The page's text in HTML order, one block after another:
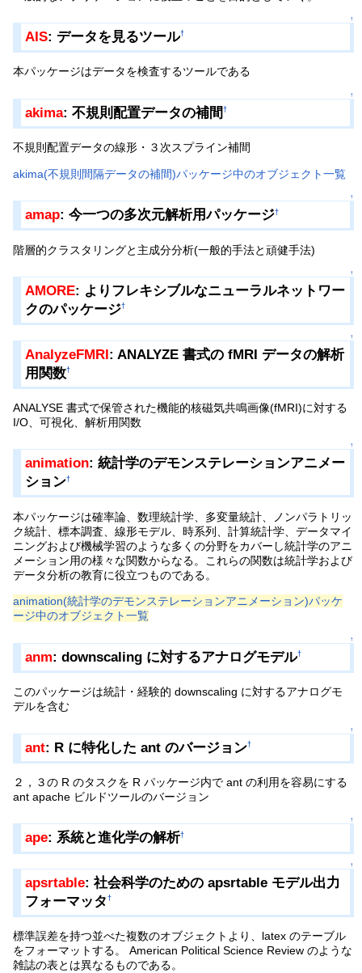
↑
AIS: データを見るツール†
本パッケージはデータを検査するツールである
↑
akima: 不規則配置データの補間†
不規則配置データの線形・３次スプライン補間
akima(不規則間隔データの補間)パッケージ中のオブジェクト一覧
↑
amap: 今一つの多次元解析用パッケージ†
階層的クラスタリングと主成分分析(一般的手法と頑健手法)
↑
AMORE: よりフレキシブルなニューラルネットワー
クのパッケージ†
↑
AnalyzeFMRI: ANALYZE 書式の fMRI データの解析
用関数†
ANALYSE 書式で保管された機能的核磁気共鳴画像(fMRI)に対する
I/O、可視化、解析用関数
↑
animation: 統計学のデモンステレーションアニメー
ション†
本パッケージは確率論、数理統計学、多変量統計、ノンパラトリッ
ク統計、標本調査、線形モデル、時系列、計算統計学、データマイ
ニングおよび機械学習のような多くの分野をカバーし統計学のアニ
メーション用の様々な関数からなる。これらの関数は統計学および
データ分析の教育に役立つものである。
animation(統計学のデモンステレーションアニメーション)パッケ
ージ中のオブジェクト一覧
↑
anm: downscaling に対するアナログモデル†
このパッケージは統計・経験的 downscaling に対するアナログモ
デルを含む
↑
ant: R に特化した ant のバージョン†
２，３の R のタスクを R パッケージ内で ant の利用を容易にする
ant apache ビルドツールのバージョン
↑
ape: 系統と進化学の解析†
↑
apsrtable: 社会科学のための apsrtable モデル出力
フォーマッタ†
標準誤差を持つ並べた複数のオブジェクトより、latex のテーブル
をフォーマットする。 American Political Science Review のような
雑誌の表とは異なるものである。